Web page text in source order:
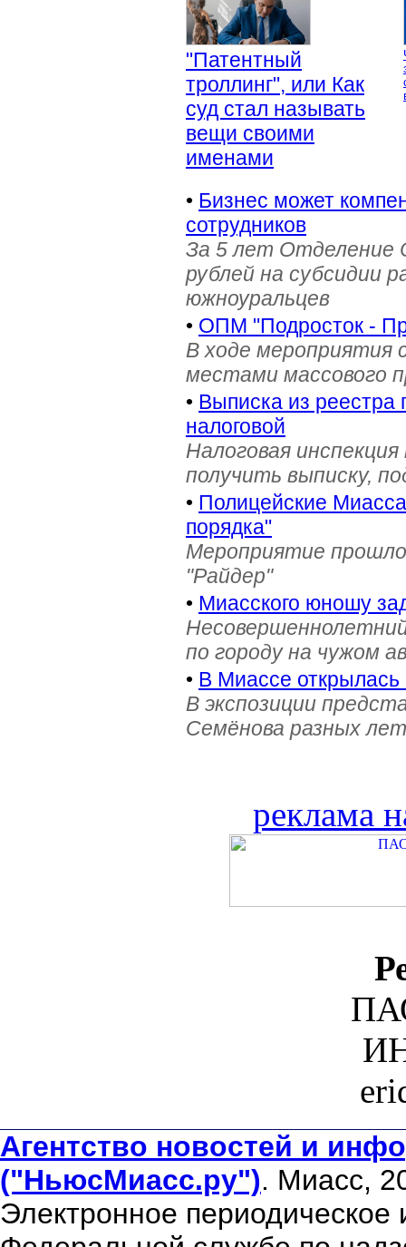
"Патентный
троллинг", или Как
суд стал называть
вещи своими
именами
• Бизнес может
сотрудников
За 5 лет Отделение
рублей на субсидии
южноуральцев
• ОПМ "Подросток -
В ходе мероприятия
местами массового
• Выписка из реестра
налоговой
Налоговая
получить выписку,
• Полицейские
порядка"
Мероприятие
"Райдер"
• Миасского юношу
по городу на чужом
• В Миассе
В экспозиции
Семёнова разных
реклама
Агентство новостей и
("НьюсМиасс.ру"). Миасс,
Электронное периодическое